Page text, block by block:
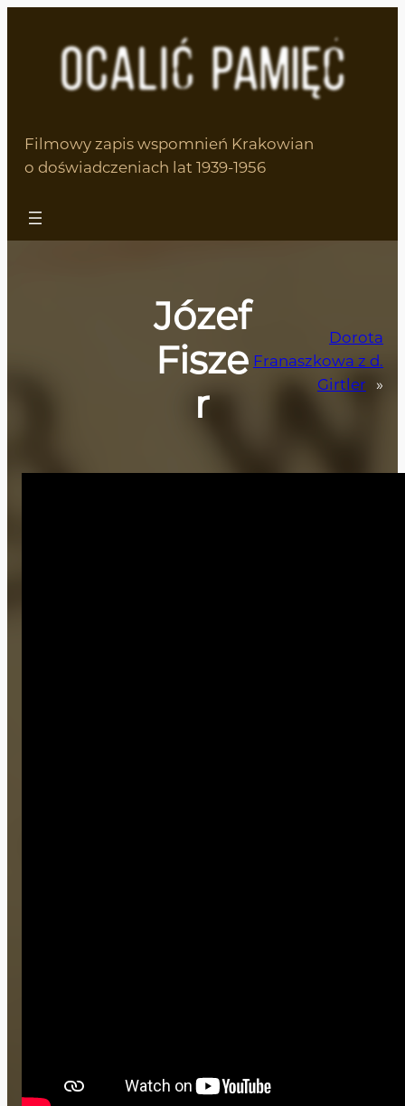
Filmowy zapis wspomnień Krakowian
o doświadczeniach lat 1939-1956
Józef
Fisze
r
Dorota
Franaszkowa z d.
Girtler
»